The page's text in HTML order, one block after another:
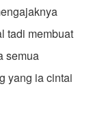
tadi membuat
semua
yang ia cintai